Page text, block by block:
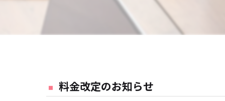
料金改定のお知らせ